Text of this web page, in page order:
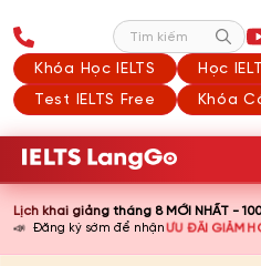
Khóa Học IELTS
Học
Test IELTS Free
Khóa
Tìm kiếm
Lịch khai giảng tháng 8 MỚI NHẤT -
📣 Đăng ký sớm để nhậnƯU ĐÃI GIẢM